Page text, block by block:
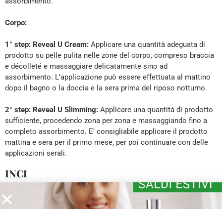
Corpo:
1° step: Reveal U Cream: Applicare una quantità adeguata di
prodotto su pelle pulita nelle zone del corpo, compreso braccia
e décolleté e massaggiare delicatamente sino ad
assorbimento. L’applicazione può essere effettuata al mattino
dopo il bagno o la doccia e la sera prima del riposo notturno.
2° step: Reveal U Slimming: Applicare una quantità di prodotto
sufficiente, procedendo zona per zona e massaggiando fino a
completo assorbimento. E’ consigliabile applicare il prodotto
mattina e sera per il primo mese, per poi continuare con delle
applicazioni serali.
INCI
Essential U Cleansing Milk: